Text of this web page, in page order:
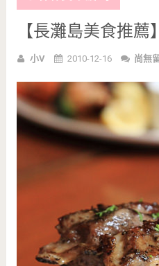
【長灘島美食推
小V 2010-12-16 尚無